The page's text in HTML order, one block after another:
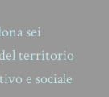
sei
territorio
e sociale